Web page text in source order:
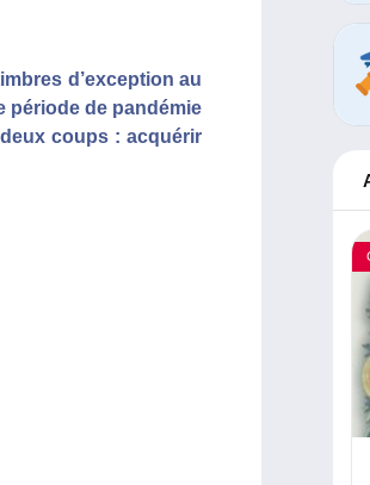
d’exception au
période de pandémie
coups : acquérir